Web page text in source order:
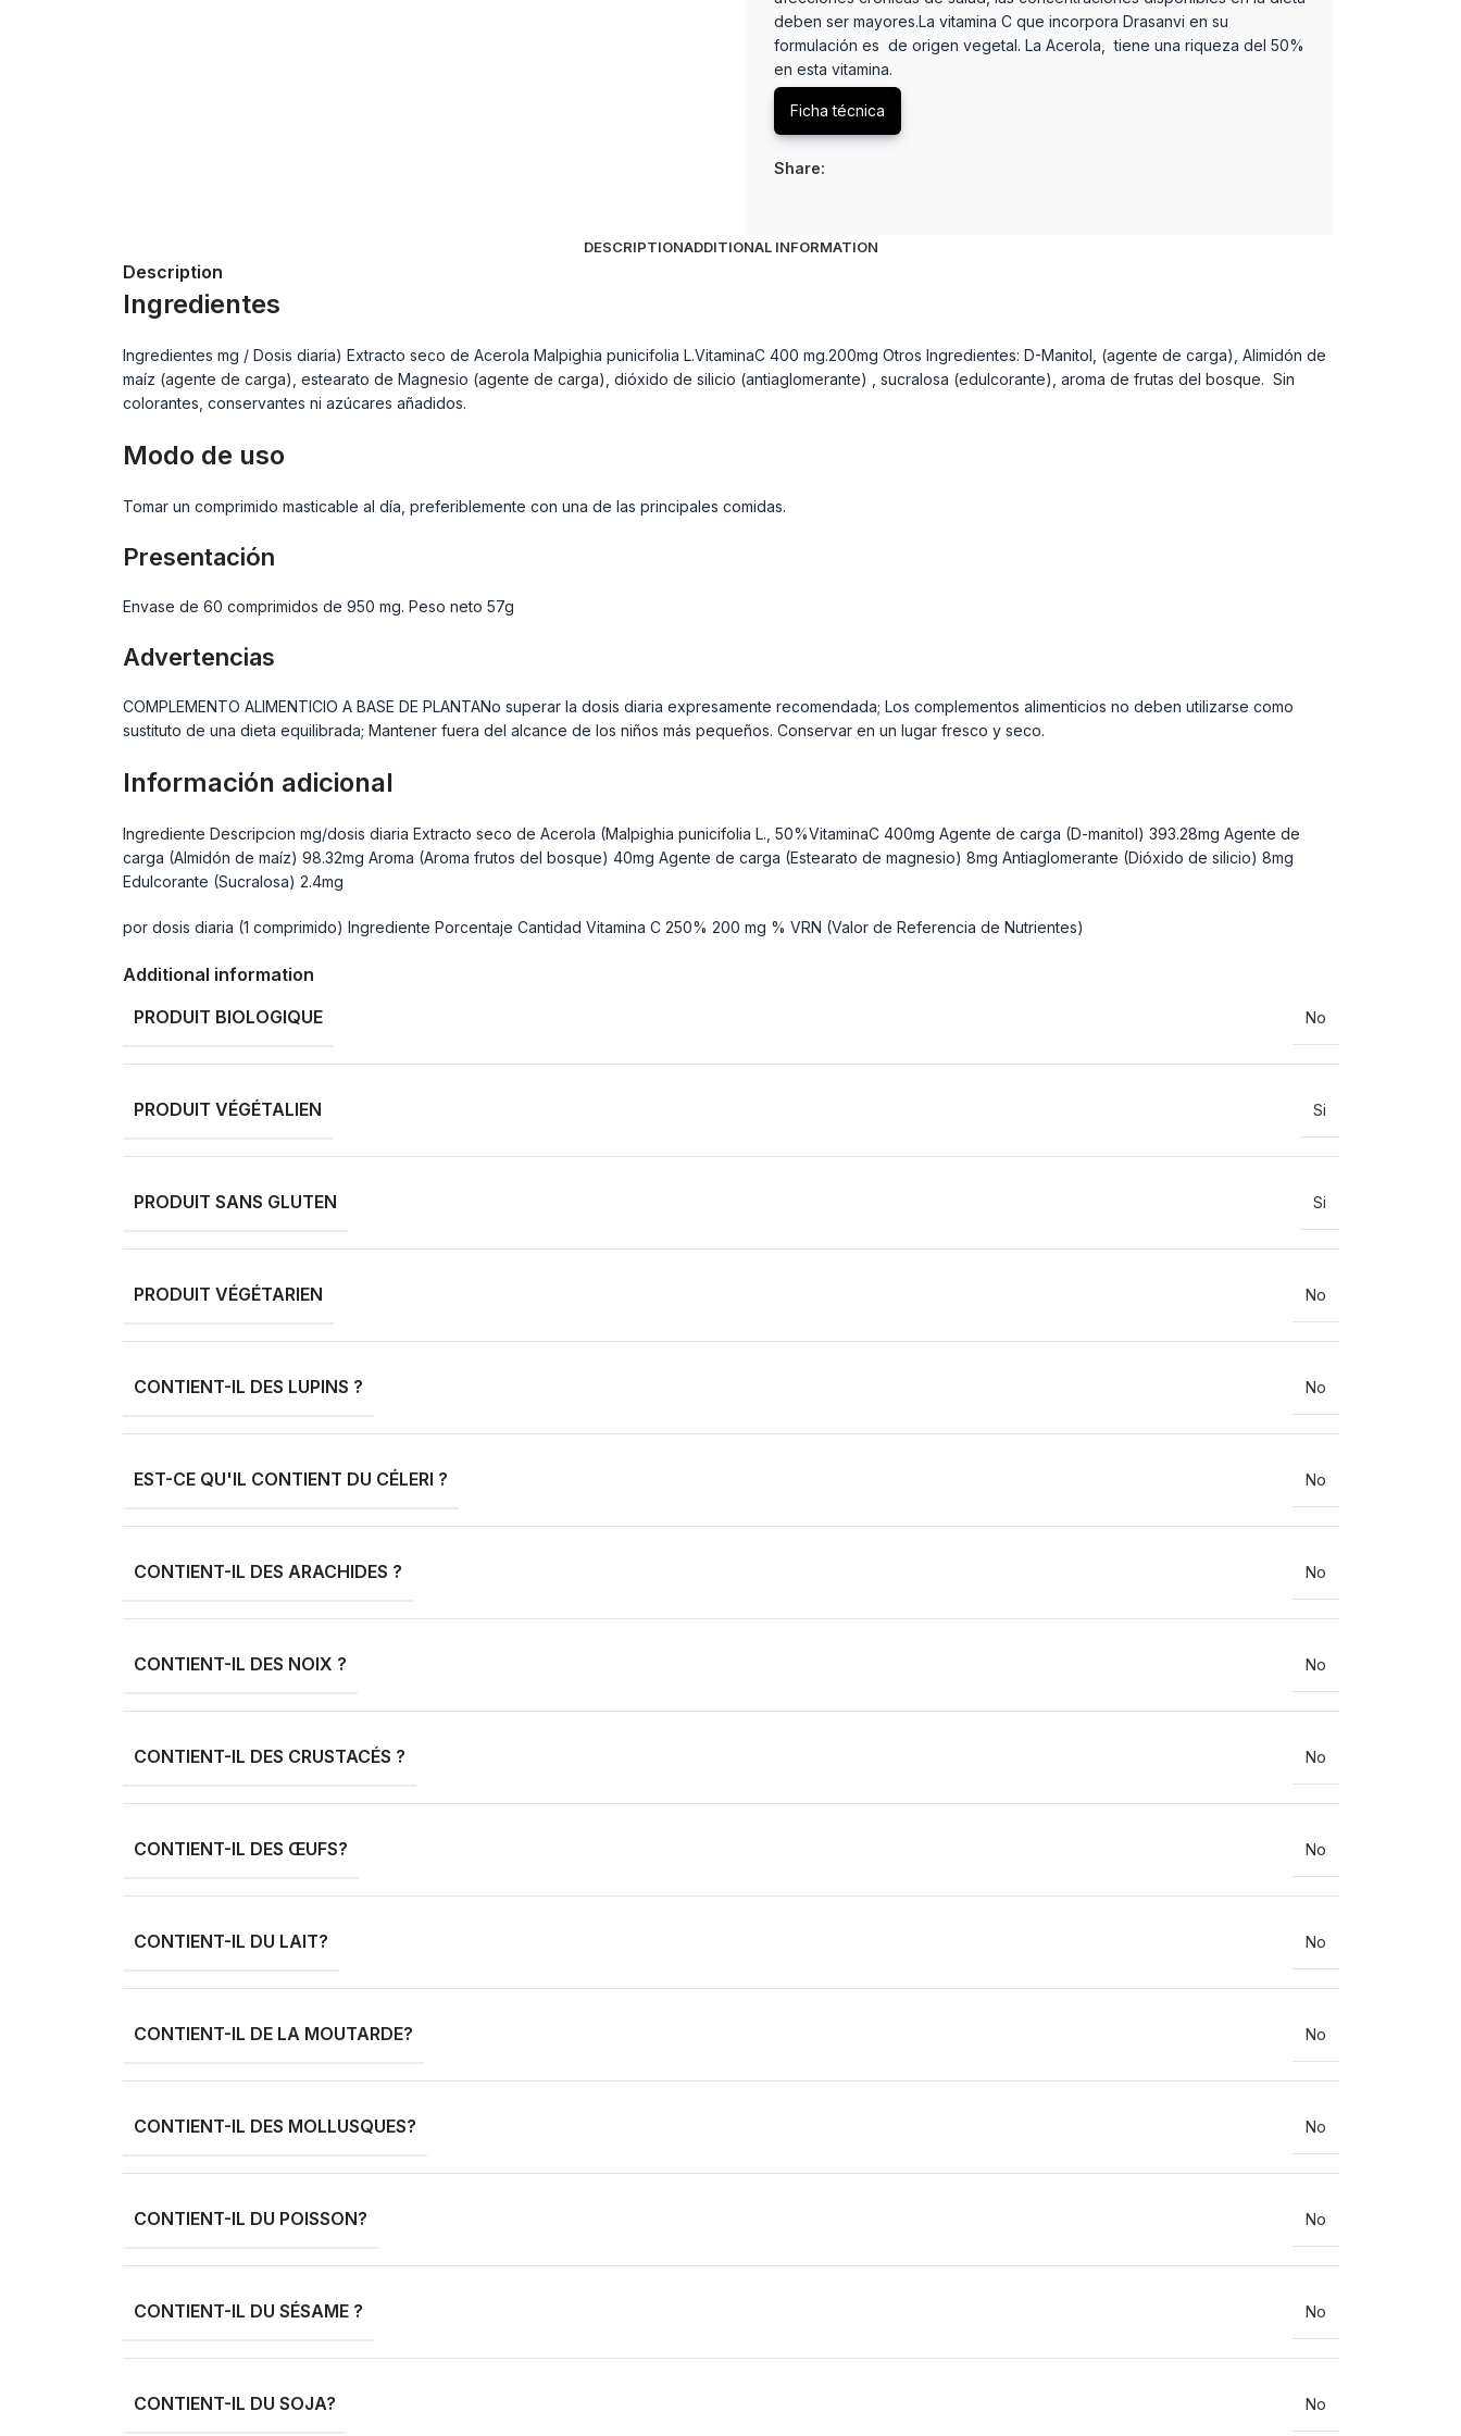
deben ser mayores.La vitamina C que incorpora Drasanvi en su
formulación es de origen vegetal. La Acerola, tiene una riqueza del 50%
en esta vitamina.
Ficha técnica
Share:
DESCRIPTIONADDITIONAL INFORMATION
Description
Ingredientes
Ingredientes mg / Dosis diaria) Extracto seco de Acerola Malpighia punicifolia L.VitaminaC 400 mg.200mg Otros Ingredientes: D-Manitol, (agente de carga), Alimidón de
maíz (agente de carga), estearato de Magnesio (agente de carga), dióxido de silicio (antiaglomerante) , sucralosa (edulcorante), aroma de frutas del bosque. Sin
colorantes, conservantes ni azúcares añadidos.
Modo de uso
Tomar un comprimido masticable al día, preferiblemente con una de las principales comidas.
Presentación
Envase de 60 comprimidos de 950 mg. Peso neto 57g
Advertencias
COMPLEMENTO ALIMENTICIO A BASE DE PLANTANo superar la dosis diaria expresamente recomendada; Los complementos alimenticios no deben utilizarse como
sustituto de una dieta equilibrada; Mantener fuera del alcance de los niños más pequeños. Conservar en un lugar fresco y seco.
Información adicional
Ingrediente Descripcion mg/dosis diaria Extracto seco de Acerola (Malpighia punicifolia L., 50%VitaminaC 400mg Agente de carga (D-manitol) 393.28mg Agente de
carga (Almidón de maíz) 98.32mg Aroma (Aroma frutos del bosque) 40mg Agente de carga (Estearato de magnesio) 8mg Antiaglomerante (Dióxido de silicio) 8mg
Edulcorante (Sucralosa) 2.4mg
por dosis diaria (1 comprimido) Ingrediente Porcentaje Cantidad Vitamina C 250% 200 mg % VRN (Valor de Referencia de Nutrientes)
Additional information
PRODUIT BIOLOGIQUE
No
PRODUIT VÉGÉTALIEN Si
PRODUIT SANS GLUTEN Si
PRODUIT VÉGÉTARIEN No
CONTIENT-IL DES LUPINS ? No
EST-CE QU'IL CONTIENT DU CÉLERI ? No
CONTIENT-IL DES ARACHIDES ? No
CONTIENT-IL DES NOIX ? No
CONTIENT-IL DES CRUSTACÉS ? No
CONTIENT-IL DES ŒUFS? No
CONTIENT-IL DU LAIT? No
CONTIENT-IL DE LA MOUTARDE? No
CONTIENT-IL DES MOLLUSQUES? No
CONTIENT-IL DU POISSON? No
CONTIENT-IL DU SÉSAME ? No
CONTIENT-IL DU SOJA? No